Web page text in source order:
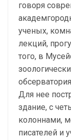
говоря
ученых,
лекций,
того, в
Для нее
здание, с
колоннами,
писателей и